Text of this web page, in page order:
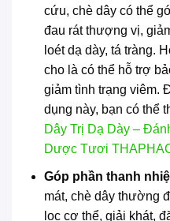
cứu, chè dây có thể
đau rát thượng vị,
loét dạ dày, tá tràng.
cho là có thể hỗ trợ
giảm tình trạng viêm.
dụng này, bạn có thể
Dây Trị Dạ Dày –
Dược Tươi
Góp phần thanh
mát, chè dây thường
lọc cơ thể, giải khát,